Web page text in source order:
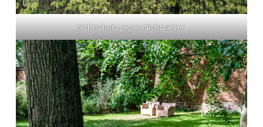
Sichtschutz gegen Nichtzahler